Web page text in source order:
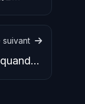
000
suivant
le
outils